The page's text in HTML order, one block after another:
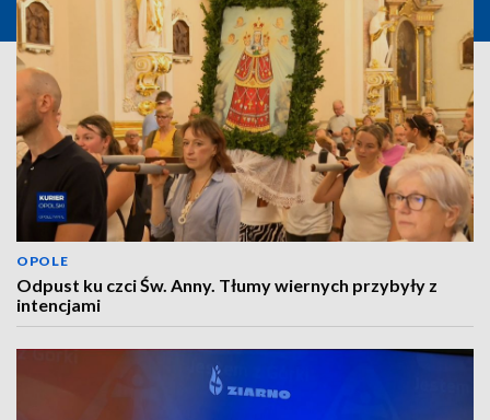
OPOLE
Odpust ku czci Św. Anny. Tłumy wiernych przybyły z
intencjami